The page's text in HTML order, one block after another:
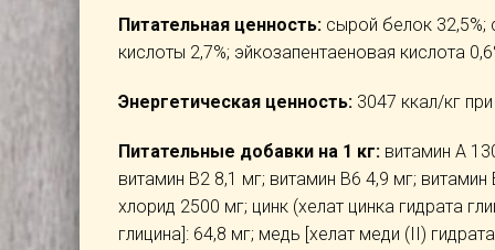
Питательная ценность: сырой белок 32,5%;
кислоты 2,7%; эйкозапентаеновая кислота
Энергетическая ценность: 3047 ккал/кг
Питательные добавки на 1 кг: витамин А
витамин В2 8,1 мг; витамин B6 4,9 мг;
хлорид 2500 мг; цинк (хелат цинка гидрата
глицина]: 64,8 мг; медь [хелат меди (II)